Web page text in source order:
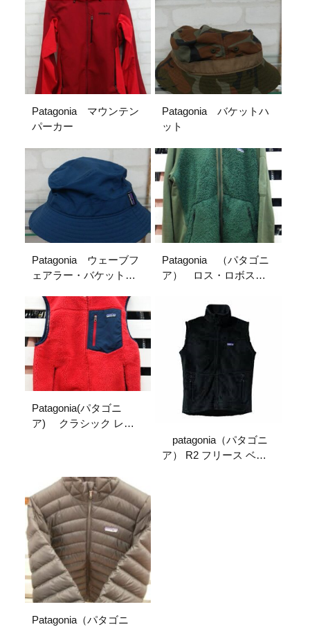
Patagonia マウンテン
パーカー
Patagonia バケットハ
ット
Patagonia ウェーブフ
ェアラー・バケットハ
Patagonia （パタゴニ
ア） ロス・ロボスジ
サイズ 入荷しまし
た！！！ 岐阜県各務
原市 古着ブランド買
取販売ストックヤード
Patagonia(パタゴニ
ア) クラシック レト
ブランド買取販売スト
ックヤード
patagonia（パタゴニ
ア） R2 フリース ベス
Patagonia（パタゴニ